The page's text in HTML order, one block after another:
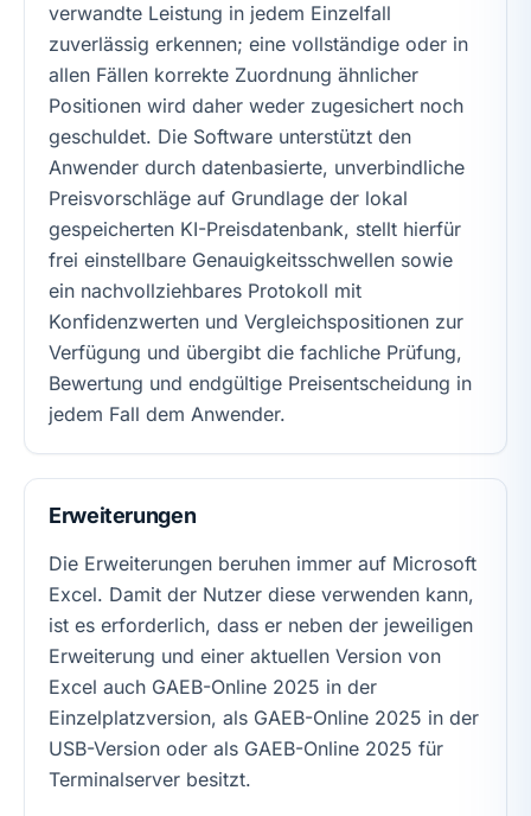
verwandte Leistung in jedem Einzelfall
zuverlässig erkennen; eine vollständige oder in
allen Fällen korrekte Zuordnung ähnlicher
Positionen wird daher weder zugesichert noch
geschuldet. Die Software unterstützt den
Anwender durch datenbasierte, unverbindliche
Preisvorschläge auf Grundlage der lokal
gespeicherten KI-Preisdatenbank, stellt hierfür
frei einstellbare Genauigkeitsschwellen sowie
ein nachvollziehbares Protokoll mit
Konfidenzwerten und Vergleichspositionen zur
Verfügung und übergibt die fachliche Prüfung,
Bewertung und endgültige Preisentscheidung in
jedem Fall dem Anwender.
Erweiterungen
Die Erweiterungen beruhen immer auf Microsoft
Excel. Damit der Nutzer diese verwenden kann,
ist es erforderlich, dass er neben der jeweiligen
Erweiterung und einer aktuellen Version von
Excel auch GAEB-Online 2025 in der
Einzelplatzversion, als GAEB-Online 2025 in der
USB-Version oder als GAEB-Online 2025 für
Terminalserver besitzt.